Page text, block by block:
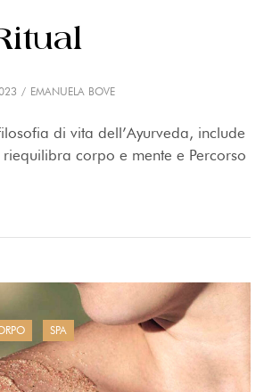
EMANUELA BOVE
di vita dell’Ayurveda, include
corpo e mente e Percorso
SPA